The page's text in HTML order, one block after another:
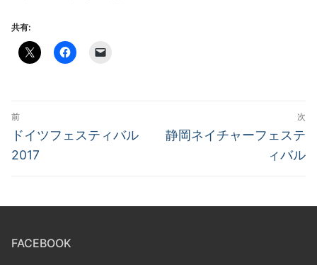
共有:
投
稿
ナ
ゲ
シ
前
前
の
ドイツフェスティバル
2017
次
次
静岡ネイチャーフェステ
ィバル
FACEBOOK